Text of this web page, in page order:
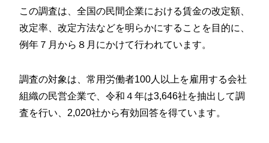
この調査は、全国の民間企業における賃金の改定額、
改定率、改定方法などを明らかにすることを目的に、
例年７月から８月にかけて行われています。
調査の対象は、常用労働者100人以上を雇用する会社
組織の民営企業で、令和４年は3,646社を抽出して調
査を行い、2,020社から有効回答を得ています。